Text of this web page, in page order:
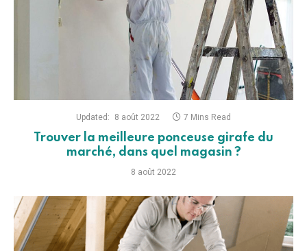
Updated: 8 août 2022 7 Mins Read
Trouver la meilleure ponceuse girafe du
marché, dans quel magasin ?
8 août 2022